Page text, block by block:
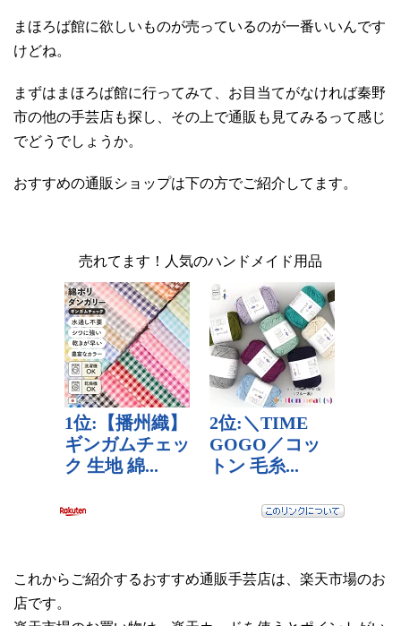
まほろば館に欲しいものが売っているのが一番いいんです
けどね。
まずはまほろば館に行ってみて、お目当てがなければ秦野
市の他の手芸店も探し、その上で通販も見てみるって感じ
でどうでしょうか。
おすすめの通販ショップは下の方でご紹介してます。
売れてます！人気のハンドメイド用品
これからご紹介するおすすめ通販手芸店は、楽天市場のお
店です。